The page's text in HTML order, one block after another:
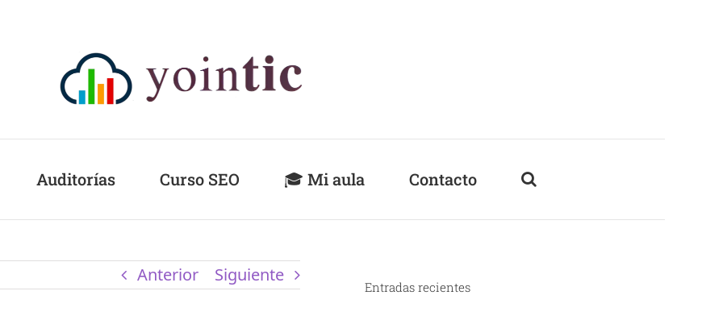
Auditorías Curso SEO 🎓 Mi aula Contacto
Anterior Siguiente
Entradas recientes